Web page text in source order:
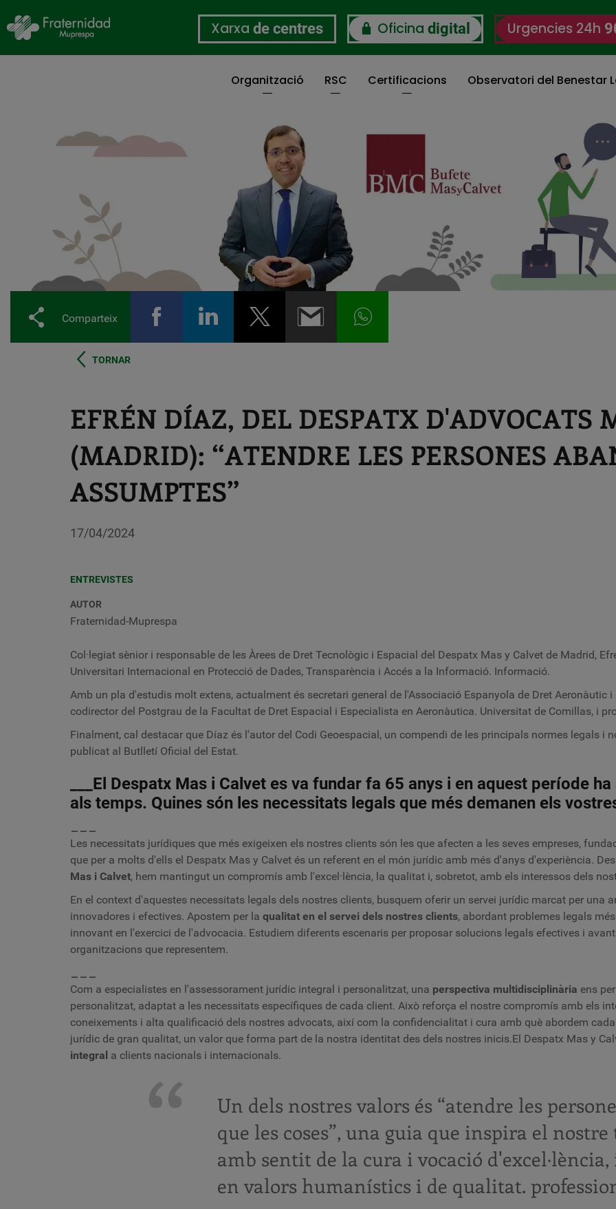
Xarxa de centres Oficina digital Urgencies 24h
Organització RSC Certificacions Observatori del Benestar
Comparteix
TORNAR
EFRÉN DÍAZ, DEL DESPATX D'ADVOCATS
(MADRID): “ATENDRE LES PERSONES
ASSUMPTES”
17/04/2024
ENTREVISTES
AUTOR
Fraternidad-Muprespa
Col·legiat sènior i responsable de les Àrees de Dret Tecnològic i Espacial del Despatx Mas y Calvet de Madrid,
Universitari Internacional en Protecció de Dades, Transparència i Accés a la Informació. Informació.
Amb un pla d'estudis molt extens, actualment és secretari general de l'Associació Espanyola de Dret Aeronàutic
codirector del Postgrau de la Facultat de Dret Espacial i Especialista en Aeronàutica. Universitat de Comillas, i
Finalment, cal destacar que Díaz és l'autor del Codi Geoespacial, un compendi de les principals normes legals i
publicat al Butlletí Oficial del Estat.
___El Despatx Mas i Calvet es va fundar fa 65 anys i en aquest període
als temps. Quines són les necessitats legals que més demanen els
___
Les necessitats jurídiques que més exigeixen els nostres clients són les que afecten a les seves empreses,
que per a molts d'ells el Despatx Mas y Calvet és un referent en el món jurídic amb més d'anys d'experiència.
Mas i Calvet, hem mantingut un compromís amb l'excel·lència, la qualitat i, sobretot, amb els interessos dels
En el context d'aquestes necessitats legals dels nostres clients, busquem oferir un servei jurídic marcat per
innovadores i efectives. Apostem per la qualitat en el servei dels nostres clients, abordant problemes legals
innovant en l'exercici de l'advocacia. Estudiem diferents escenaris per proposar solucions legals efectives i
organitzacions que representem.
___
Com a especialistes en l'assessorament jurídic integral i personalitzat, una perspectiva multidisciplinària ens
personalitzat, adaptat a les necessitats específiques de cada client. Això reforça el nostre compromís amb els
coneixements i alta qualificació dels nostres advocats, així com la confidencialitat i cura amb què abordem
jurídic de gran qualitat, un valor que forma part de la nostra identitat des dels nostres inicis.El Despatx Mas y
integral a clients nacionals i internacionals.
Un dels nostres valors és “atendre les
que les coses”, una guia que inspira el
amb sentit de la cura i vocació
en valors humanístics i de qualitat.